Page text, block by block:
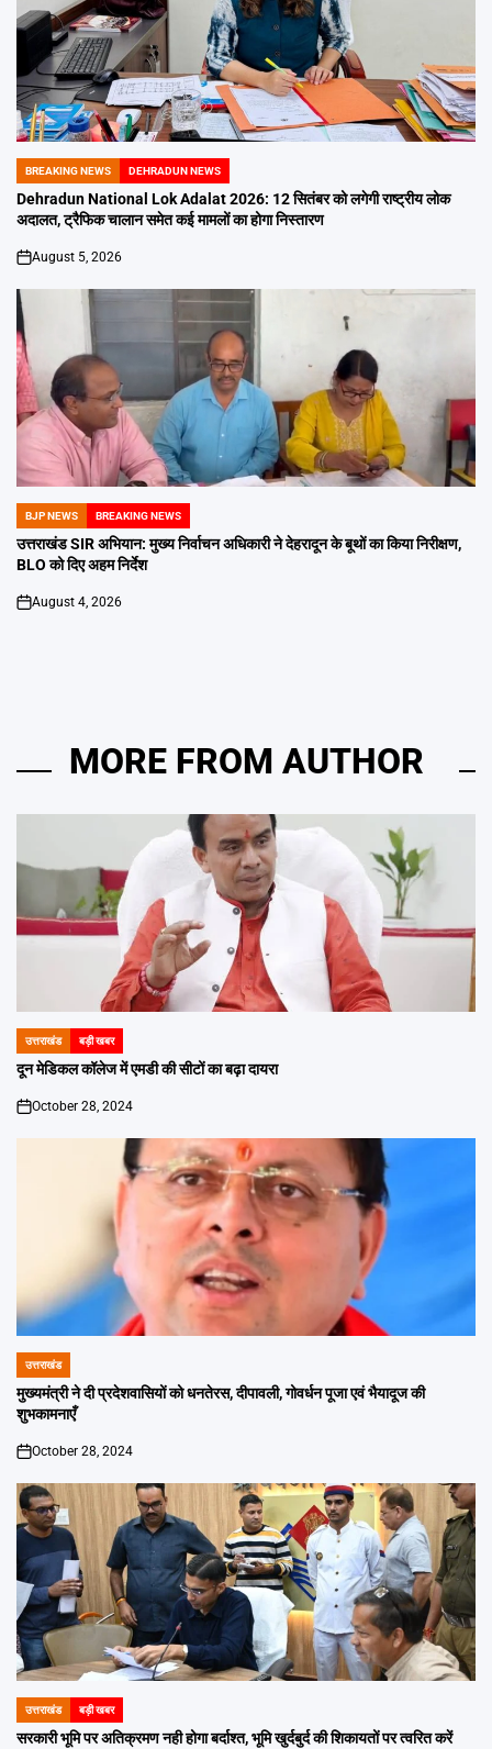
POSTED
IN
BREAKING NEWS DEHRADUN NEWS
Dehradun National Lok Adalat 2026: 12 सितंबर को लगेगी राष्ट्रीय लोक
अदालत, ट्रैफिक चालान समेत कई मामलों का होगा निस्तारण
on
August 5, 2026
POSTED
IN
BJP NEWS BREAKING NEWS
उत्तराखंड SIR अभियान: मुख्य निर्वाचन अधिकारी ने देहरादून के बूथों का किया निरीक्षण,
BLO को दिए अहम निर्देश
on
August 4, 2026
MORE FROM AUTHOR
POSTED
IN
उत्तराखंड बड़ी खबर
दून मेडिकल कॉलेज में एमडी की सीटों का बढ़ा दायरा
on
October 28, 2024
POSTED
IN
उत्तराखंड
मुख्यमंत्री ने दी प्रदेशवासियों को धनतेरस, दीपावली, गोवर्धन पूजा एवं भैयादूज की
शुभकामनाएँ
on
October 28, 2024
POSTED
IN
उत्तराखंड बड़ी खबर
सरकारी भूमि पर अतिक्रमण नही होगा बर्दाश्त, भूमि खुर्दबुर्द की शिकायतों पर त्वरित करें